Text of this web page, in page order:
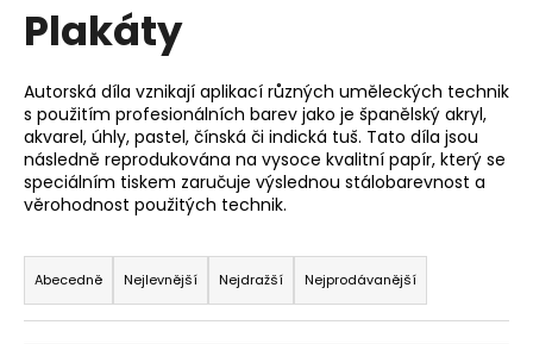
Plakáty
Autorská díla vznikají aplikací různých uměleckých technik
s použitím profesionálních barev jako je španělský akryl,
akvarel, úhly, pastel, čínská či indická tuš. Tato díla jsou
následně reprodukována na vysoce kvalitní papír, který se
speciálním tiskem zaručuje výslednou stálobarevnost a
věrohodnost použitých technik.
Ř
a
z
Abecedně Nejlevnější Nejdražší Nejprodávanější
o
ř
e
b
u
j
e
t
e